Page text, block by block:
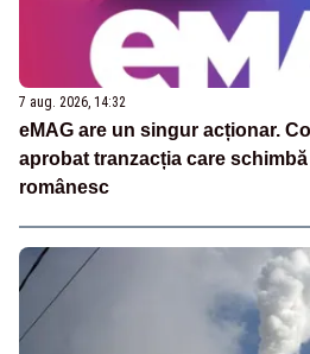
7 aug. 2026, 14:32
eMAG are un singur acționar.
aprobat tranzacția care
românesc